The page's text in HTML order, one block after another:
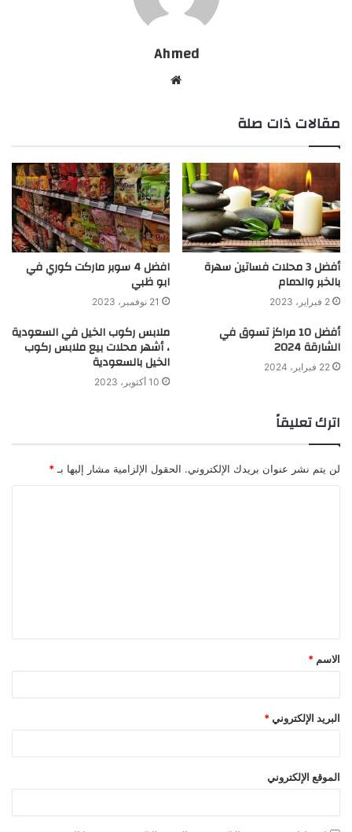
Ahmed
مقالات ذات صلة
أفضل 3 محلات فساتين سهرة
بالخبر والدمام
2 فبراير، 2023
افضل 4 سوبر ماركت كوري في
ابو ظبي
21 نوفمبر، 2023
أفضل 10 مراكز تسوق في
الشارقة 2024
22 فبراير، 2024
ملابس ركوب الخيل في السعودية
، أشهر محلات بيع ملابس ركوب
الخيل بالسعودية
10 أكتوبر، 2023
اترك تعليقاً
لن يتم نشر عنوان بريدك الإلكتروني. الحقول الإلزامية مشار إليها بـ *
الاسم *
البريد الإلكتروني *
الموقع الإلكتروني